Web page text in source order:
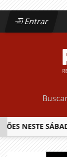
Entrar
SÁBADO